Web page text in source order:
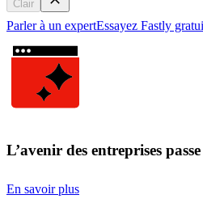
Clair
Parler à un expertEssayez Fastly
L’avenir des entreprises
En savoir plus